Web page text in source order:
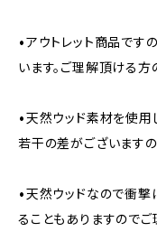
•アウトレット商品です
います。ご理解頂ける方
•天然ウッド素材を使用
若干の差がございます
•天然ウッドなので衝撃
ることもありますのでご